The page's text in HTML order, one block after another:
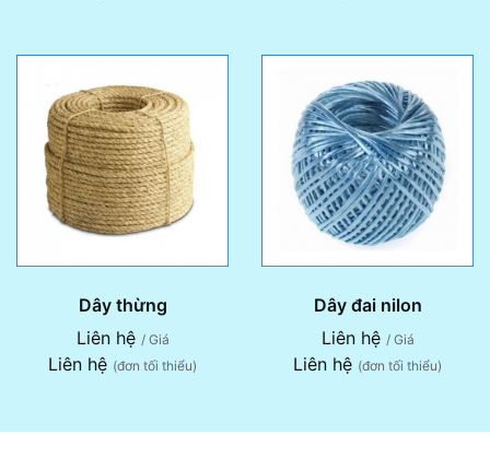
Dây thừng
Liên hệ / Giá
Liên hệ (đơn tối thiểu)
Dây đai nilon
Liên hệ / Giá
Liên hệ (đơn tối thiểu)